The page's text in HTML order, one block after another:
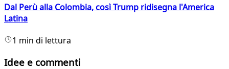
Dal Perù alla Colombia, così Trump ridisegna l'America
Latina
1 min di lettura
Idee e commenti